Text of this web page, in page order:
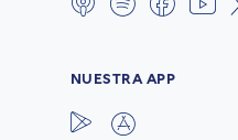
NUESTRA APP